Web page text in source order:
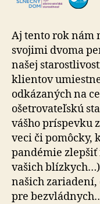
Aj tento rok nám
svojimi dvoma
našej
klientov
odkázaných na
ošetrovateľskú
vášho príspevku
veci či pomôcky,
pandémie zlepšiť
vašich
našich
pre